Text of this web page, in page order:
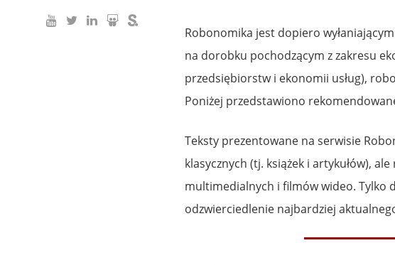
Robonomika jest dopiero
na dorobku pochodzącym z zakresu
przedsiębiorstw i ekonomii usług),
Poniżej przedstawiono
Teksty prezentowane na serwisie
klasycznych (tj. książek i artykułów),
multimedialnych i filmów wideo. Tylko
odzwierciedlenie najbardziej